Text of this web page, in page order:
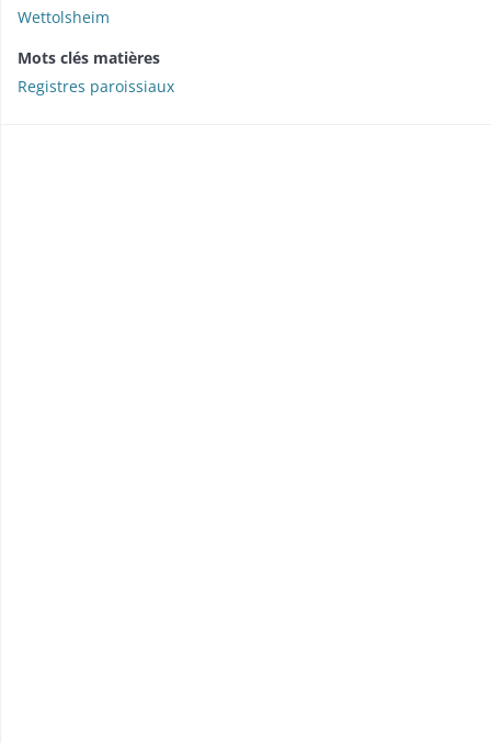
Wettolsheim
Mots clés matières
Registres paroissiaux